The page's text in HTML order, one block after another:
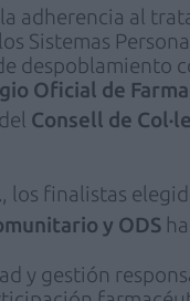
adherencia al
Sistemas
despoblamiento
Oficial de
Consell de
, los finalistas
y ODS
y gestión